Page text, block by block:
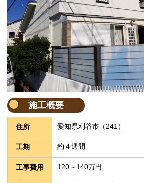
施工概要
住所 愛知県刈谷市（241）
工期 約４週間
工事費用 120～140万円